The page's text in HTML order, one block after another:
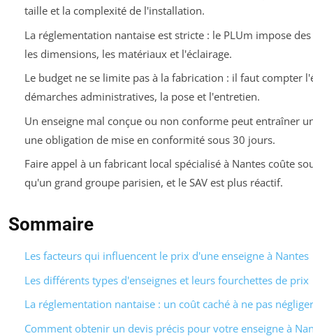
taille et la complexité de l'installation.
La réglementation nantaise est stricte : le PLUm impose
les dimensions, les matériaux et l'éclairage.
Le budget ne se limite pas à la fabrication : il faut compter
démarches administratives, la pose et l'entretien.
Un enseigne mal conçue ou non conforme peut entraîner
une obligation de mise en conformité sous 30 jours.
Faire appel à un fabricant local spécialisé à Nantes coûte
qu'un grand groupe parisien, et le SAV est plus réactif.
Sommaire
Les facteurs qui influencent le prix d'une enseigne à Nantes
Les différents types d'enseignes et leurs fourchettes de prix
La réglementation nantaise : un coût caché à ne pas négliger
Comment obtenir un devis précis pour votre enseigne à